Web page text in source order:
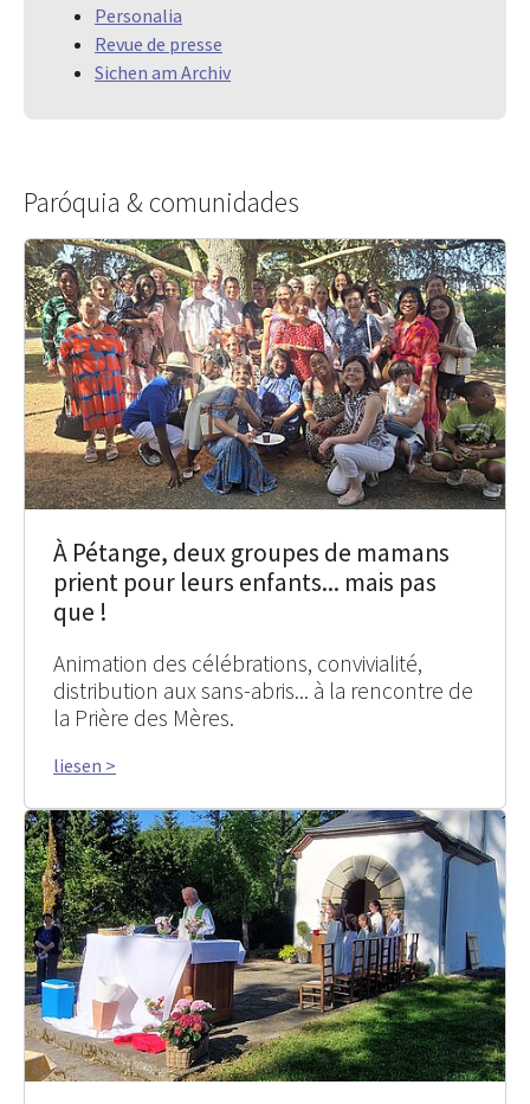
Personalia
Revue de presse
Sichen am Archiv
Paróquia & comunidades
À Pétange, deux groupes de mamans
prient pour leurs enfants... mais pas
que !
Animation des célébrations, convivialité,
distribution aux sans-abris... à la rencontre de
la Prière des Mères.
liesen >